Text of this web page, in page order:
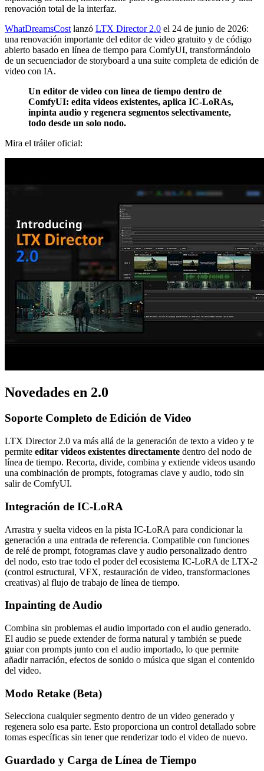
renovación total de la interfaz.
WhatDreamsCost lanzó LTX Director 2.0 el 24 de junio de 2026:
una renovación importante del editor de video gratuito y de código
abierto basado en línea de tiempo para ComfyUI, transformándolo
de un secuenciador de storyboard a una suite completa de edición de
video con IA.
Un editor de video con línea de tiempo dentro de
ComfyUI: edita videos existentes, aplica IC-LoRAs,
inpinta audio y regenera segmentos selectivamente,
todo desde un solo nodo.
Mira el tráiler oficial:
Novedades en 2.0
Soporte Completo de Edición de Video
LTX Director 2.0 va más allá de la generación de texto a video y te
permite editar videos existentes directamente dentro del nodo de
línea de tiempo. Recorta, divide, combina y extiende videos usando
una combinación de prompts, fotogramas clave y audio, todo sin
salir de ComfyUI.
Integración de IC-LoRA
Arrastra y suelta videos en la pista IC-LoRA para condicionar la
generación a una entrada de referencia. Compatible con funciones
de relé de prompt, fotogramas clave y audio personalizado dentro
del nodo, esto trae todo el poder del ecosistema IC-LoRA de LTX-2
(control estructural, VFX, restauración de video, transformaciones
creativas) al flujo de trabajo de línea de tiempo.
Inpainting de Audio
Combina sin problemas el audio importado con el audio generado.
El audio se puede extender de forma natural y también se puede
guiar con prompts junto con el audio importado, lo que permite
añadir narración, efectos de sonido o música que sigan el contenido
del video.
Modo Retake (Beta)
Selecciona cualquier segmento dentro de un video generado y
regenera solo esa parte. Esto proporciona un control detallado sobre
tomas específicas sin tener que renderizar todo el video de nuevo.
Guardado y Carga de Línea de Tiempo